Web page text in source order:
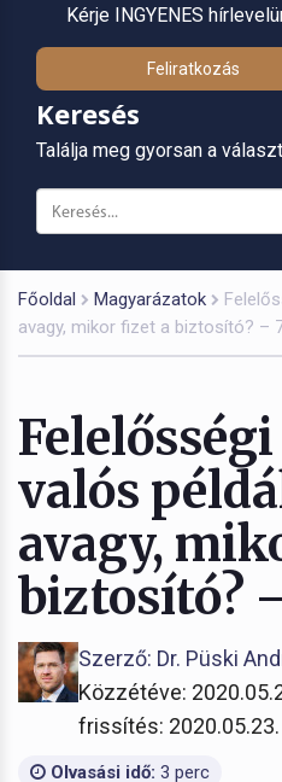
Kérje INGYENES
Feliratkozás
Keresés
Találja meg gyorsan a
Főoldal Magyarázatok
avagy, mikor fizet a biztosító? –
valós
avagy,
biztosító?
Szerző: Dr. Püski
Közzétéve:
frissítés:
Olvasási idő: 3 perc